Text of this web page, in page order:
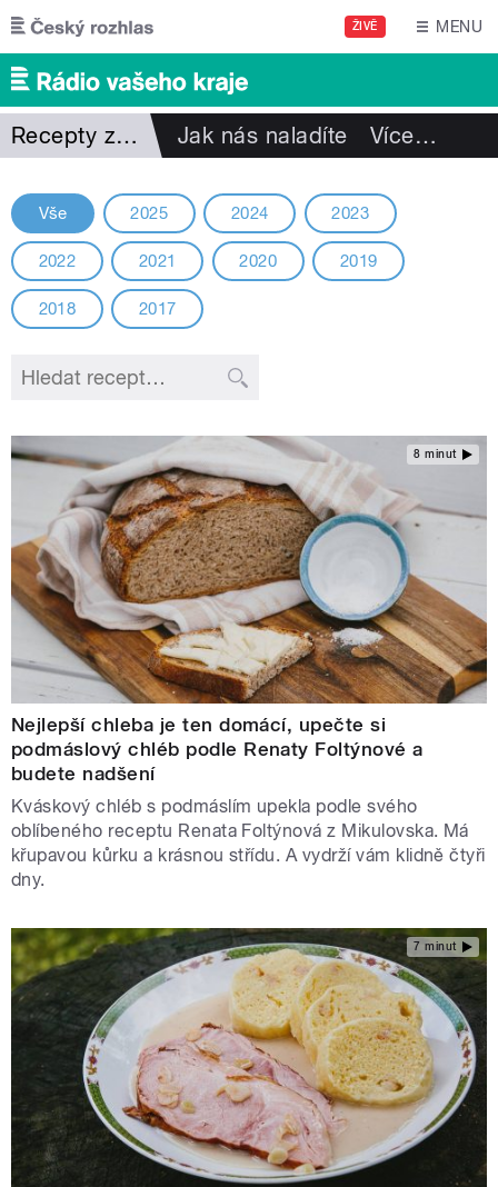
Přejít k hlavnímu obsahu
ŽIVĚ MENU
Recepty z minulých ročníků Jak nás naladíte Více…
Vše 2025 2024 2023
2022 2021 2020 2019
2018 2017
8 minut
Nejlepší chleba je ten domácí, upečte si
podmáslový chléb podle Renaty Foltýnové a
budete nadšení
Kváskový chléb s podmáslím upekla podle svého
oblíbeného receptu Renata Foltýnová z Mikulovska. Má
křupavou kůrku a krásnou střídu. A vydrží vám klidně čtyři
dny.
7 minut